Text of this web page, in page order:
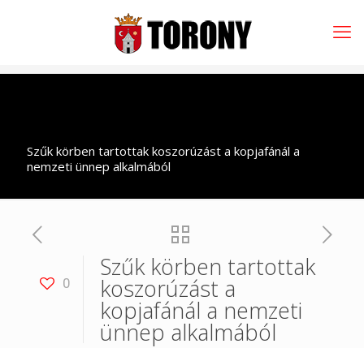
Szűk körben tartottak koszorúzást a kopjafánál a
nemzeti ünnep alkalmából
0
Szűk körben tartottak
koszorúzást a
kopjafánál a nemzeti
ünnep alkalmából